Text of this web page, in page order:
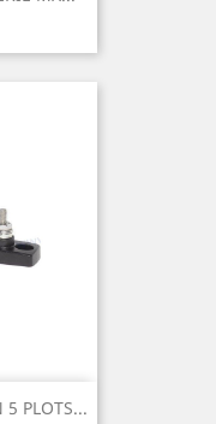
5 PLOTS...